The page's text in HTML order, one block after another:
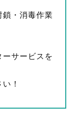
・消毒作業
サービスを
！